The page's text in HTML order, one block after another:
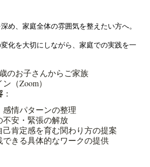
め、家庭全体の雰囲気を整えたい方へ。
化を大切にしながら、家庭での実践を一
のお子さんからご家族
（Zoom）
：
感情パターンの整理
不安・緊張の解放
己肯定感を育む関わり方の提案
できる具体的なワークの提供